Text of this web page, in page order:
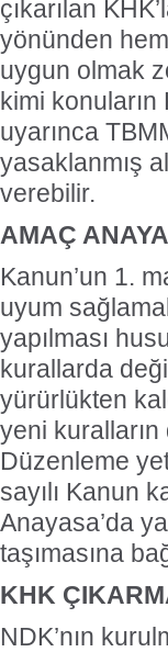
çıkarılan
yönünden
uygun olmak
kimi konuların
uyarınca
yasaklanmış
verebilir.
AMAÇ
Kanun’un 1.
uyum
yapılması
kurallarda
yürürlükten
yeni
Düzenleme
sayılı Kanun
Anayasa’da
taşımasına
KHK
NDK’nın